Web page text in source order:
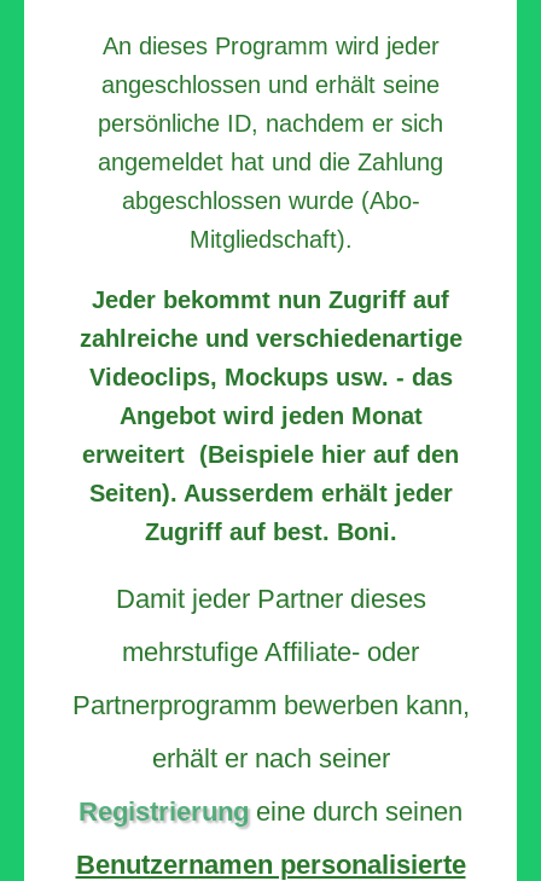
An dieses Programm wird jeder
angeschlossen und erhält seine
persönliche ID, nachdem er sich
angemeldet hat und die Zahlung
abgeschlossen wurde (Abo-
Mitgliedschaft).
Jeder bekommt nun Zugriff auf
zahlreiche und verschiedenartige
Videoclips, Mockups usw. - das
Angebot wird jeden Monat
erweitert (Beispiele hier auf den
Seiten). Ausserdem erhält jeder
Zugriff auf best. Boni.
Damit jeder Partner dieses
mehrstufige Affiliate- oder
Partnerprogramm bewerben kann,
erhält er nach seiner
Registrierung eine durch seinen
Benutzernamen personalisierte